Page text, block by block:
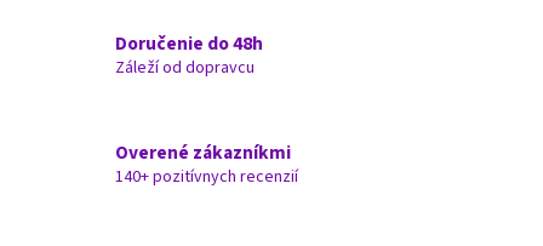
Doručenie do 48h
Záleží od dopravcu
Overené zákazníkmi
140+ pozitívnych recenzií